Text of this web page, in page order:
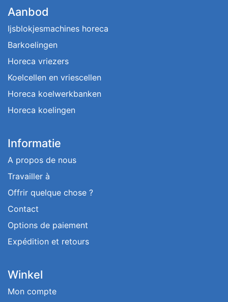
Aanbod
Ijsblokjesmachines horeca
Barkoelingen
Horeca vriezers
Koelcellen en vriescellen
Horeca koelwerkbanken
Horeca koelingen
Informatie
A propos de nous
Travailler à
Offrir quelque chose ?
Contact
Options de paiement
Expédition et retours
Winkel
Mon compte